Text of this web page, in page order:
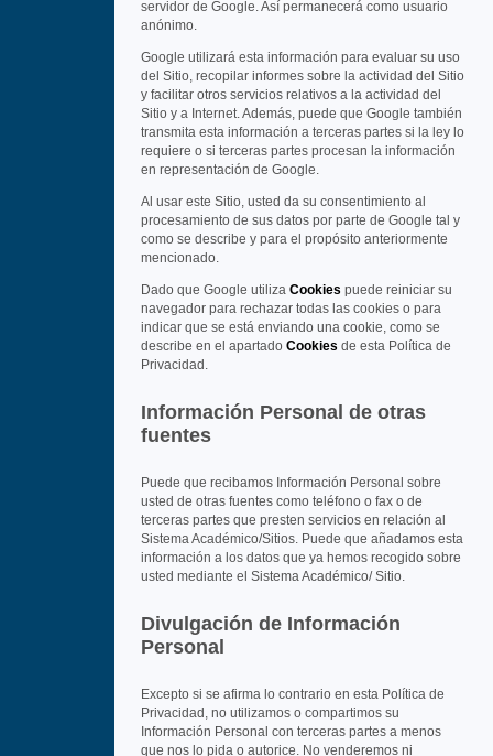
servidor de Google. Así permanecerá como usuario
anónimo.
Google utilizará esta información para evaluar su uso
del Sitio, recopilar informes sobre la actividad del Sitio
y facilitar otros servicios relativos a la actividad del
Sitio y a Internet. Además, puede que Google también
transmita esta información a terceras partes si la ley lo
requiere o si terceras partes procesan la información
en representación de Google.
Al usar este Sitio, usted da su consentimiento al
procesamiento de sus datos por parte de Google tal y
como se describe y para el propósito anteriormente
mencionado.
Dado que Google utiliza Cookies puede reiniciar su
navegador para rechazar todas las cookies o para
indicar que se está enviando una cookie, como se
describe en el apartado Cookies de esta Política de
Privacidad.
Información Personal de otras
fuentes
Puede que recibamos Información Personal sobre
usted de otras fuentes como teléfono o fax o de
terceras partes que presten servicios en relación al
Sistema Académico/Sitios. Puede que añadamos esta
información a los datos que ya hemos recogido sobre
usted mediante el Sistema Académico/ Sitio.
Divulgación de Información
Personal
Excepto si se afirma lo contrario en esta Política de
Privacidad, no utilizamos o compartimos su
Información Personal con terceras partes a menos
que nos lo pida o autorice. No venderemos ni